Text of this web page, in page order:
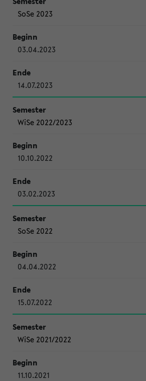
SoSe 2023
03.04.2023
14.07.2023
WiSe 2022/2023
10.10.2022
03.02.2023
SoSe 2022
04.04.2022
15.07.2022
WiSe 2021/2022
11.10.2021